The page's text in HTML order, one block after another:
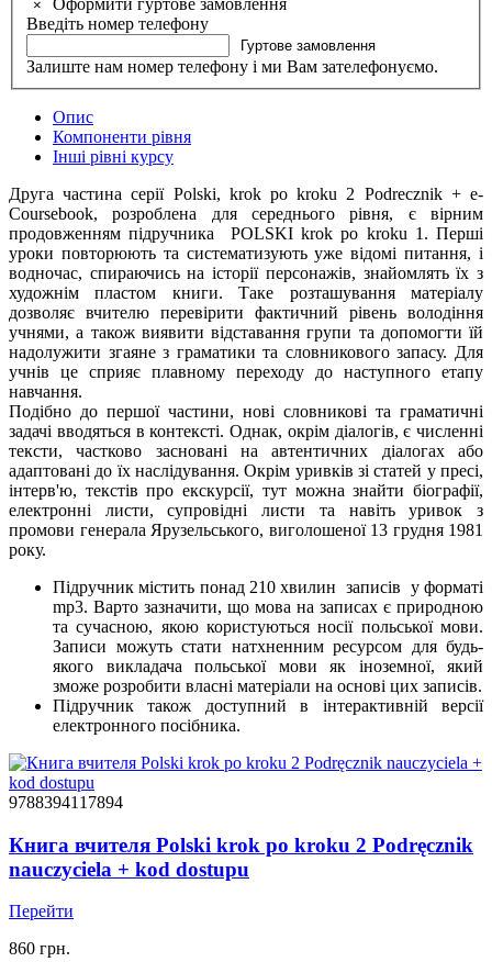
×
Введіть номер телефону
Гуртове замовлення
Залиште нам номер телефону і ми Вам зателефонуємо.
Опис
Компоненти рівня
Інші рівні курсу
Друга частина серії Polski, krok po kroku 2 Podrecznik + e-
Coursebook, розроблена для середнього рівня, є вірним
продовженням підручника POLSKI krok po kroku 1. Перші
уроки повторюють та систематизують уже відомі питання, і
водночас, спираючись на історії персонажів, знайомлять їх з
художнім пластом книги. Таке розташування матеріалу
дозволяє вчителю перевірити фактичний рівень володіння
учнями, а також виявити відставання групи та допомогти їй
надолужити згаяне з граматики та словникового запасу. Для
учнів це сприяє плавному переходу до наступного етапу
навчання.
Подібно до першої частини, нові словникові та граматичні
задачі вводяться в контексті. Однак, окрім діалогів, є численні
тексти, частково засновані на автентичних діалогах або
адаптовані до їх наслідування. Окрім уривків зі статей у пресі,
інтерв'ю, текстів про екскурсії, тут можна знайти біографії,
електронні листи, супровідні листи та навіть уривок з
промови генерала Ярузельського, виголошеної 13 грудня 1981
року.
Підручник містить понад 210 хвилин записів у форматі
mp3. Варто зазначити, що мова на записах є природною
та сучасною, якою користуються носії польської мови.
Записи можуть стати натхненним ресурсом для будь-
якого викладача польської мови як іноземної, який
зможе розробити власні матеріали на основі цих записів.
Підручник також доступний в інтерактивній версії
електронного посібника.
9788394117894
Книга вчителя Polski krok po kroku 2 Podręcznik
nauczyciela + kod dostupu
Перейти
860 грн.